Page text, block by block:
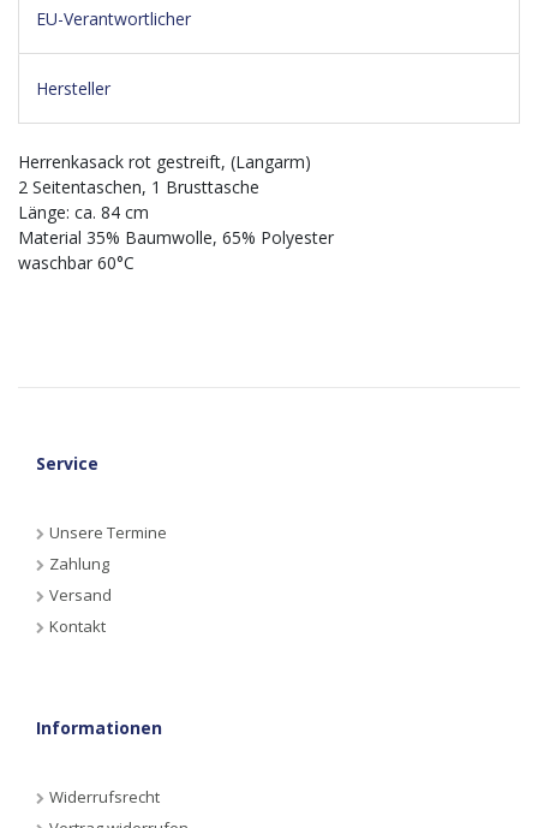
EU-Verantwortlicher
Hersteller
Herrenkasack rot gestreift, (Langarm)
2 Seitentaschen, 1 Brusttasche
Länge: ca. 84 cm
Material 35% Baumwolle, 65% Polyester
waschbar 60°C
Service
Unsere Termine
Zahlung
Versand
Kontakt
Informationen
Widerrufsrecht